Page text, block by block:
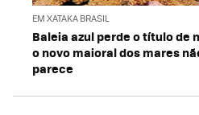
EM XATAKA BRASIL
Baleia azul perde o título de
o novo maioral dos mares
parece